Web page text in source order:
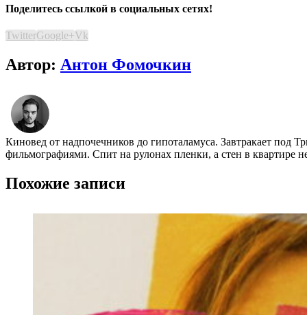
Поделитесь ссылкой в социальных сетях!
TwitterGoogle+Vk
Автор: Антон Фомочкин
Киновед от надпочечников до гипоталамуса. Завтракает
фильмографиями. Спит на рулонах пленки, а стен в квартире
Похожие записи